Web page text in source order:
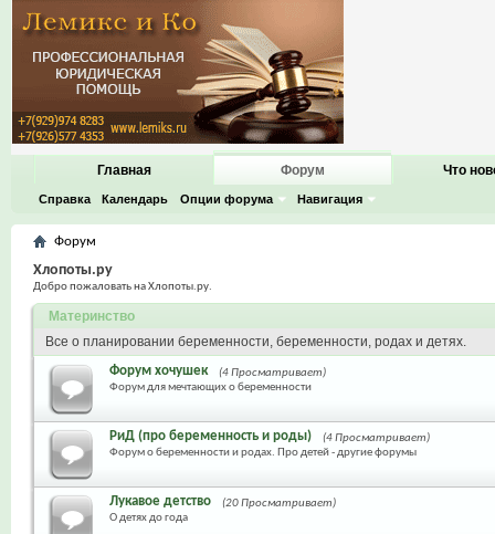
Главная Форум
Справка Календарь Опции форума Навигация
Что
Форум
Хлопоты.ру
Добро пожаловать на Хлопоты.ру.
Материнство
Все о планировании беременности, беременности, родах и детях.
Форум хочушек
(4 Просматривает)
Форум для мечтающих о беременности
РиД (про беременность и роды)
(4 Просматривает)
Форум о беременности и родах. Про детей - другие форумы
Лукавое детство
(20 Просматривает)
О детях до года